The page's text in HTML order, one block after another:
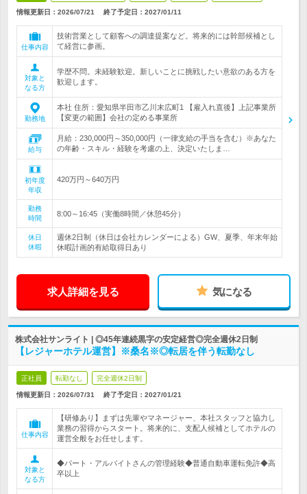
情報更新日：2026/07/21 終了予定日： 2027/01/11
仕事内容
技術営業として顧客への調達提案など。将来的には幹部候補とし
て経営に参画。
対象と
なる方
学歴不問。未経験歓迎。新しいことに挑戦したい意欲のある方を
歓迎します。
勤務地
本社 住所：愛知県半田市乙川末広町1 【雇入れ直後】上記事業所
【変更の範囲】会社の定める事業所
給与
月給：230,000円～350,000円（一律支給の手当を含む）※あなた
の年齢・スキル・経験を考慮の上、決定いたしま…
初年度
年収
420万円～640万円
勤務
時間
8:00～16:45（実働8時間／休憩45分）
休日
休暇
週休2日制（休日は会社カレンダーによる）GW、夏季、年末年始
休暇計画的有給取得日あり
求人詳細を見る 気になる
株式会社サンライト | ◎45年連続黒字の安定経営◎完全週休2日制
【レジャーホテル運営】※桑名※◎転居を伴う転勤なし
正社員 転勤なし 完全週休2日制
情報更新日：2026/07/31 終了予定日： 2027/01/21
仕事内容
【研修あり】まずは先輩やマネージャー、本社スタッフと協力し
業務の習得からスタート。将来的に、支配人候補としてホテルの
運営全般をお任せします。
対象と
なる方
◆パート・アルバイトさんの管理経験◆普通自動車運転免許◆高
卒以上